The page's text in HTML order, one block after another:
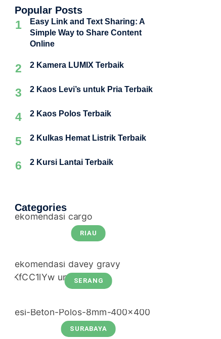
Popular Posts
1
Easy Link and Text Sharing: A
Simple Way to Share Content
Online
2 2 Kamera LUMIX Terbaik
3 2 Kaos Levi’s untuk Pria Terbaik
4 2 Kaos Polos Terbaik
5 2 Kulkas Hemat Listrik Terbaik
6 2 Kursi Lantai Terbaik
Categories
RIAU
SERANG
SURABAYA